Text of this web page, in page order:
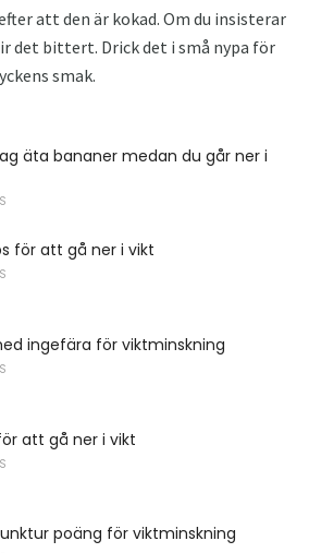
att den är kokad. Om du insisterar
det bittert. Drick det i små nypa för
smak.
äta bananer medan du går ner i
för att gå ner i vikt
ingefära för viktminskning
att gå ner i vikt
poäng för viktminskning